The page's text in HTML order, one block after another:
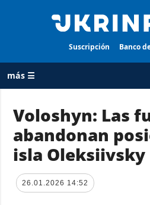
Suscripción Banco
más ☰
TODAS LAS
CATEGORÍAS
Guerra
Reconstrucción
Voloshyn: Las
abandonan
isla Oleksiivsky
26.01.2026 14:52